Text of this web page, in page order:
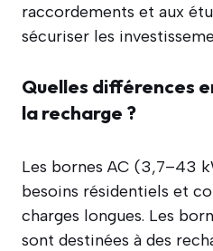
raccordements et aux
sécuriser les
Quelles différences
la recharge ?
Les bornes AC (3,7–43
besoins résidentiels et
charges longues. Les
sont destinées à des